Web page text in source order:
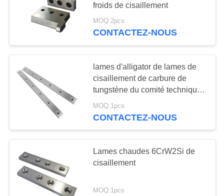
froids de cisaillement
MOQ:2pcs
CONTACTEZ-NOUS
lames d'alligator de lames de
cisaillement de carbure de
tungstène du comité technique
6CrW2Si pour les moulins de
rouleau chauds
MOQ:1pcs
CONTACTEZ-NOUS
Lames chaudes 6CrW2Si de
cisaillement
MOQ:1pcs